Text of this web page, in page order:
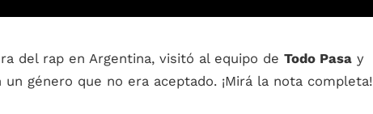
del rap en Argentina, visitó al equipo de Todo Pasa y
género que no era aceptado. ¡Mirá la nota completa!